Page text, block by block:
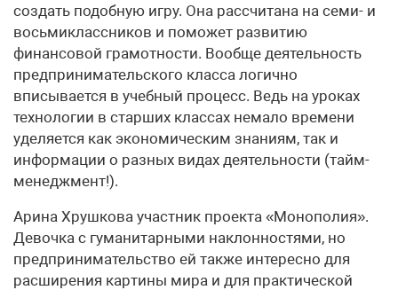
создать подобную игру. Она рассчитана на семи- и
восьмиклассников и поможет развитию
финансовой грамотности. Вообще деятельность
предпринимательского класса логично
вписывается в учебный процесс. Ведь на уроках
технологии в старших классах немало времени
уделяется как экономическим знаниям, так и
информации о разных видах деятельности (тайм-
менеджмент!).
Арина Хрушкова участник проекта «Монополия».
Девочка с гуманитарными наклонностями, но
предпринимательство ей также интересно для
расширения картины мира и для практической